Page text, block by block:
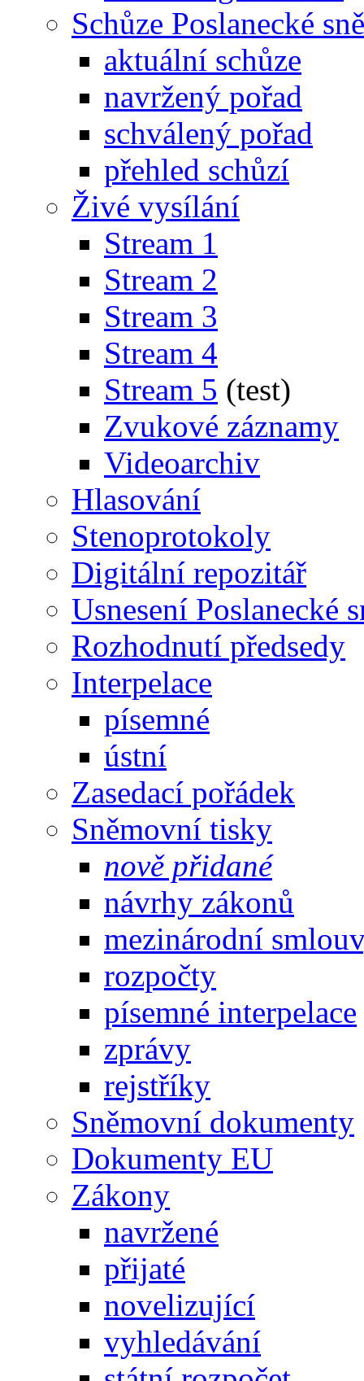
Schůze Poslanecké
aktuální schůze
navržený pořad
schválený pořad
přehled schůzí
Živé vysílání
Stream 1
Stream 2
Stream 3
Stream 4
Stream 5 (test)
Zvukové záznamy
Videoarchiv
Hlasování
Stenoprotokoly
Digitální repozitář
Usnesení Poslanecké
Rozhodnutí předsedy
Interpelace
písemné
ústní
Zasedací pořádek
Sněmovní tisky
nově přidané
návrhy zákonů
mezinárodní
rozpočty
písemné interpelace
zprávy
rejstříky
Sněmovní dokumenty
Dokumenty EU
Zákony
navržené
přijaté
novelizující
vyhledávání